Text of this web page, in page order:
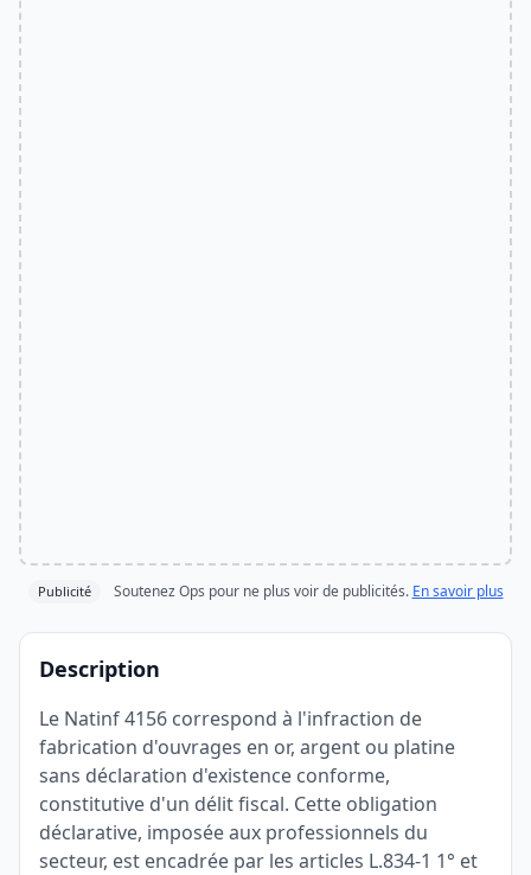
Publicité Soutenez Ops pour ne plus voir de publicités. En savoir plus
Description
Le Natinf 4156 correspond à l'infraction de
fabrication d'ouvrages en or, argent ou platine
sans déclaration d'existence conforme,
constitutive d'un délit fiscal. Cette obligation
déclarative, imposée aux professionnels du
secteur, est encadrée par les articles L.834-1 1° et